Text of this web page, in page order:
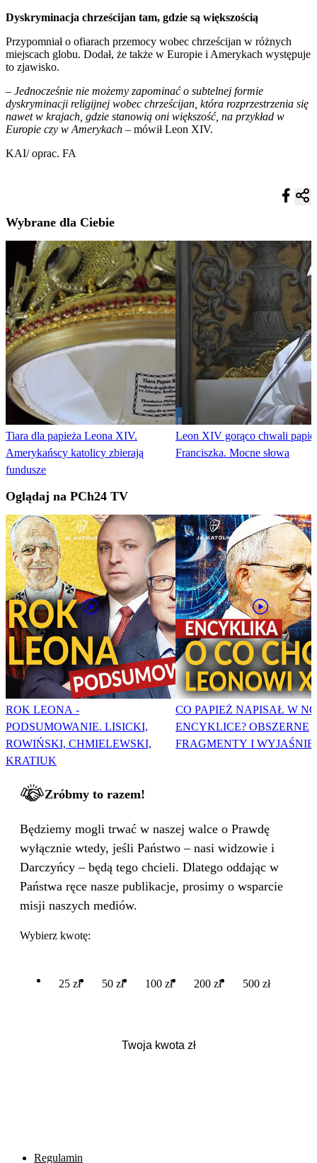
Dyskryminacja chrześcijan tam, gdzie są większością
Przypomniał o ofiarach przemocy wobec chrześcijan w różnych
miejscach globu. Dodał, że także w Europie i Amerykach występuje
to zjawisko.
– Jednocześnie nie możemy zapominać o subtelnej formie
dyskryminacji religijnej wobec chrześcijan, która rozprzestrzenia się
nawet w krajach, gdzie stanowią oni większość, na przykład w
Europie czy w Amerykach – mówił Leon XIV.
KAI/ oprac. FA
Wybrane dla Ciebie
Tiara dla papieża Leona XIV.
Amerykańscy katolicy zbierają
fundusze
Leon XIV gorąco chwali
Franciszka. Mocne słowa
Oglądaj na PCh24 TV
ROK LEONA -
PODSUMOWANIE. LISICKI,
ROWIŃSKI, CHMIELEWSKI,
KRATIUK
CO PAPIEŻ NAPISAŁ W
ENCYKLICE? OBSZERNE
FRAGMENTY I
Zróbmy to razem!
Będziemy mogli trwać w naszej walce o Prawdę
wyłącznie wtedy, jeśli Państwo – nasi widzowie i
Darczyńcy – będą tego chcieli. Dlatego oddając w
Państwa ręce nasze publikacje, prosimy o wsparcie
misji naszych mediów.
Wybierz kwotę:
25 zł 50 zł 100 zł 200 zł 500 zł
Regulamin